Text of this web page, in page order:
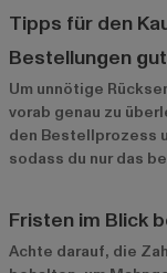
Tipps für den
Bestellungen
Um unnötige
vorab genau zu
den Bestellprozess
sodass du nur das
Fristen im Blick
Achte darauf, die